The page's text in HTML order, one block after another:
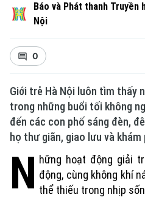
Báo và Phát thanh Truyền
Nội
0
Giới trẻ Hà Nội luôn tìm thấy
trong những buổi tối không
đến các con phố sáng đèn,
họ thư giãn, giao lưu và khám
N hững hoạt động giải
động, cùng không khí
thể thiếu trong nhịp